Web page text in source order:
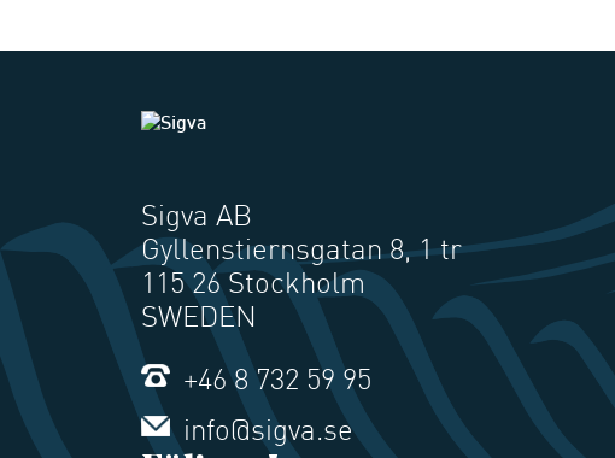
Sigva AB
Gyllenstiernsgatan 8, 1 tr
115 26 Stockholm
SWEDEN
+46 8 732 59 95
info@sigva.se